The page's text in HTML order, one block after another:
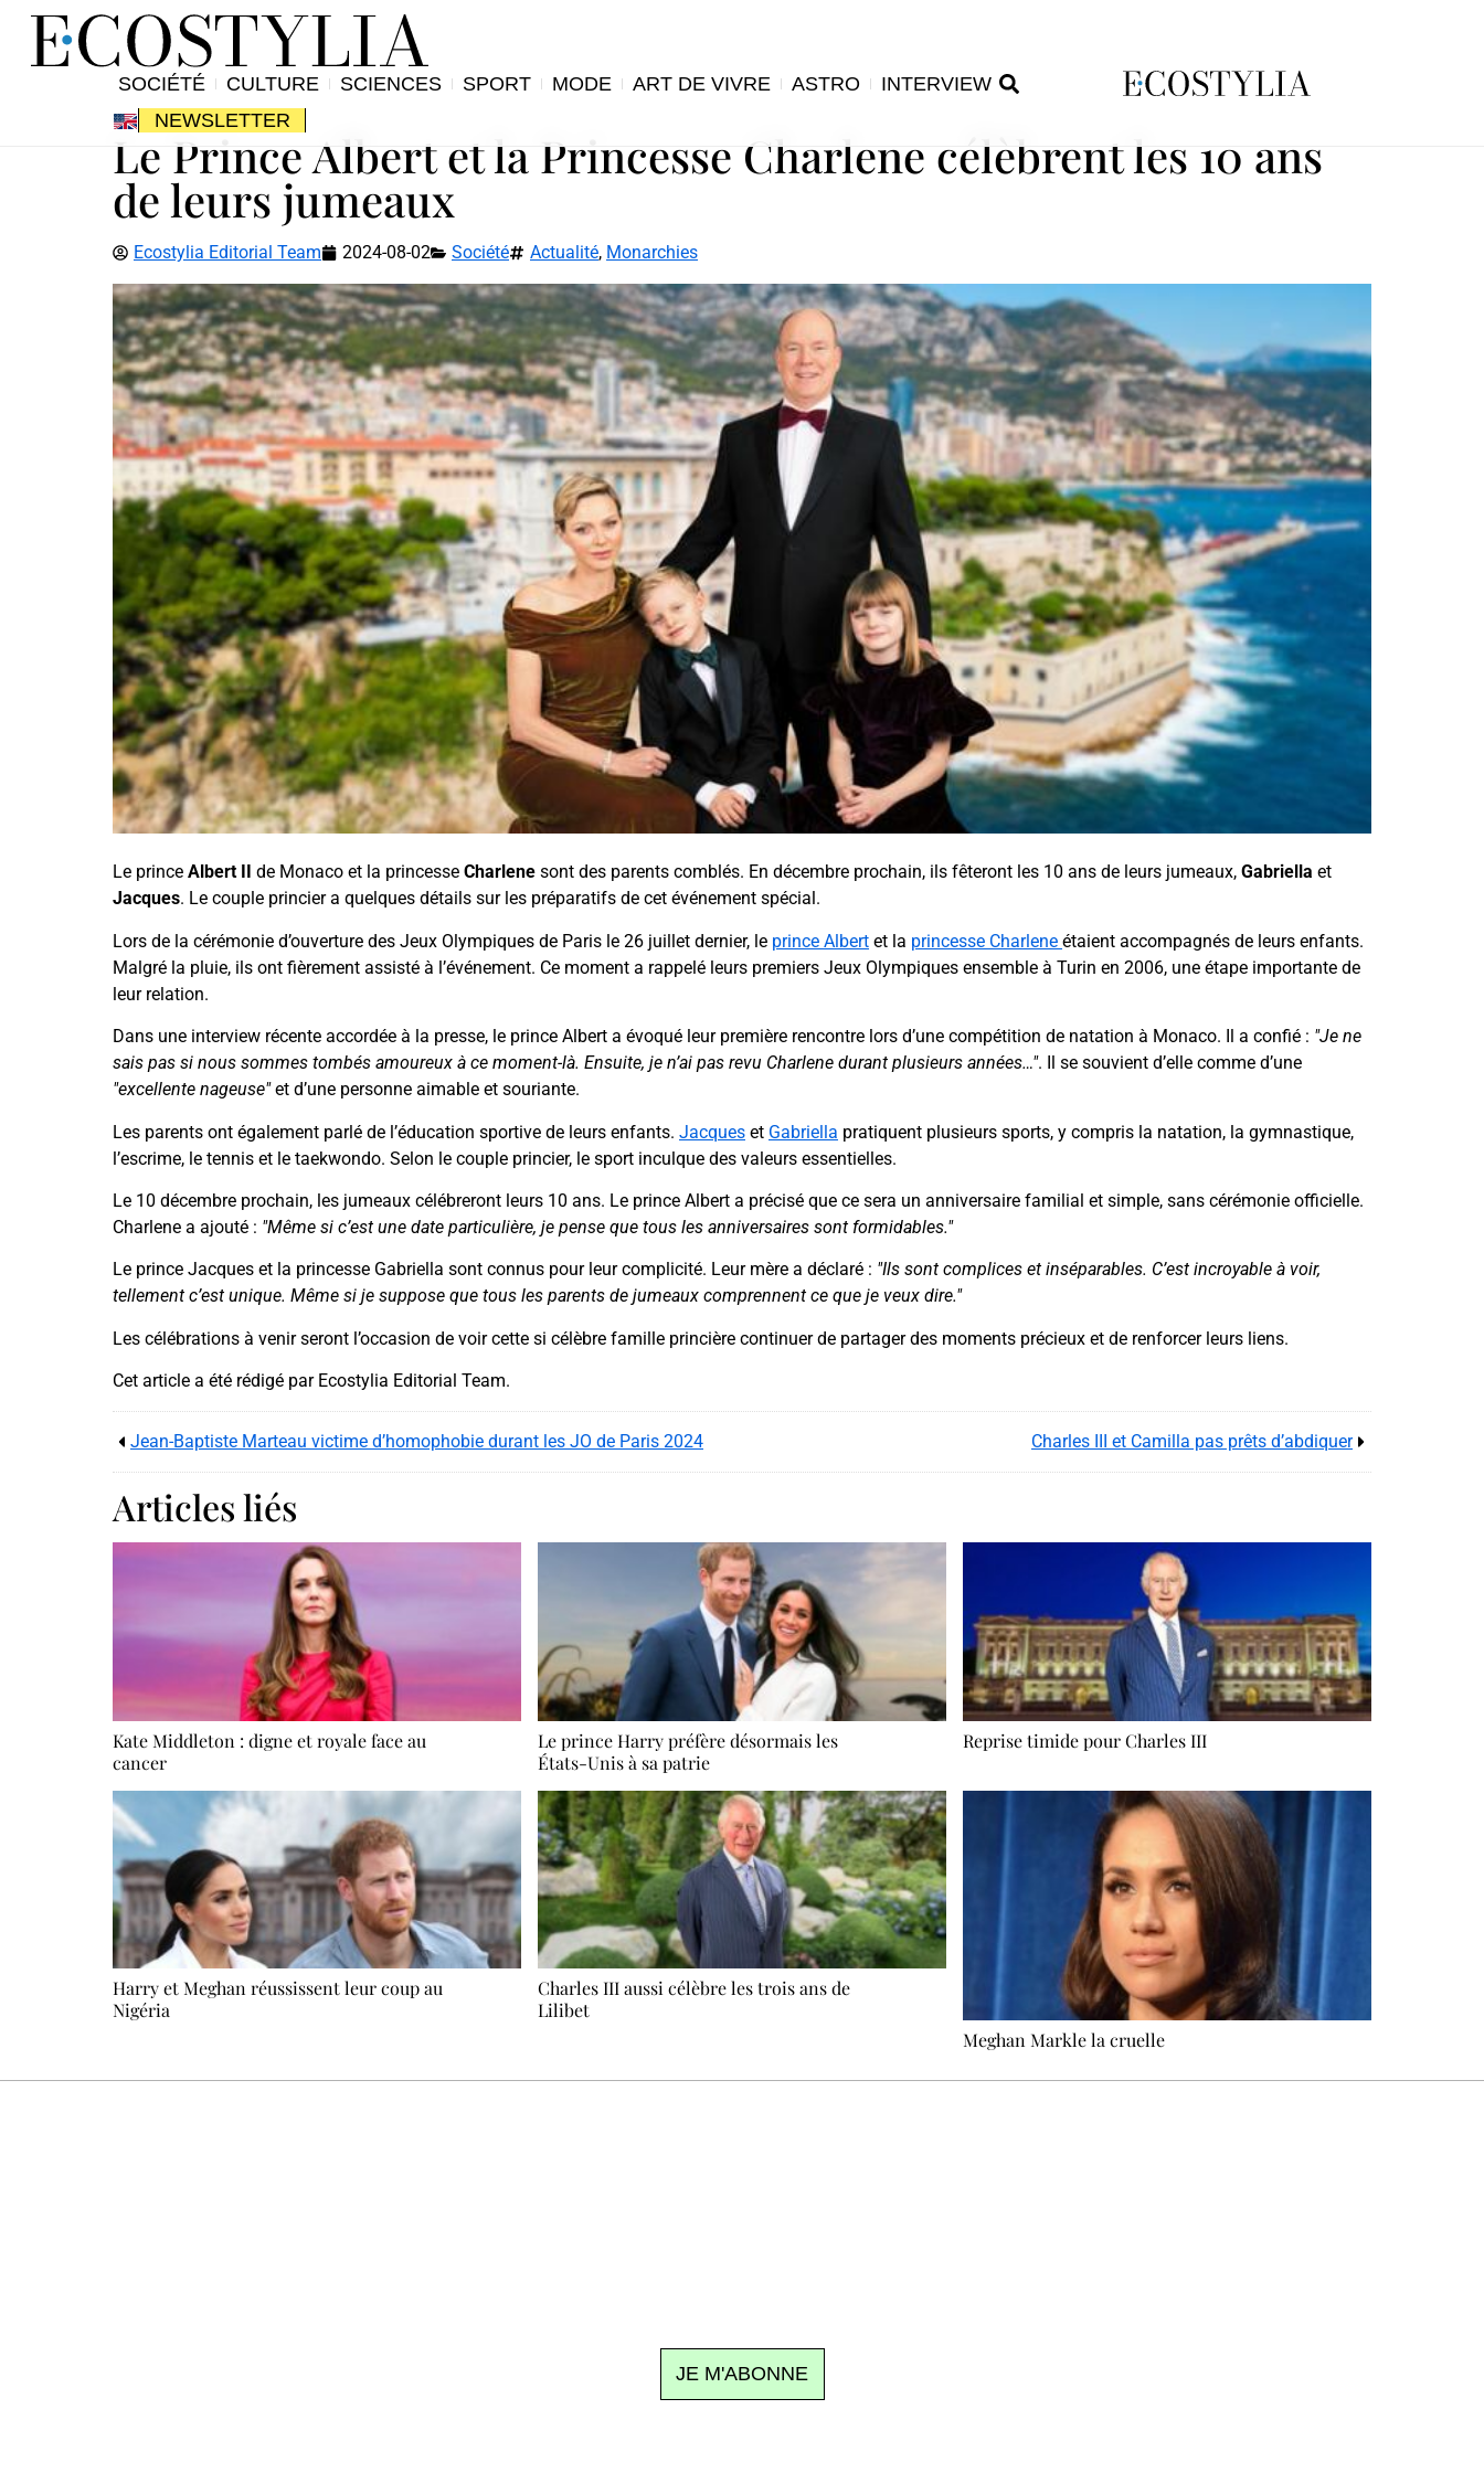
SOCIÉTÉ CULTURE SCIENCES SPORT MODE ART DE VIVRE ASTRO
INTERVIEW
NEWSLETTER
Le Prince Albert et la Princesse Charlene célèbrent les 10 ans
de leurs jumeaux
Ecostylia Editorial Team 2024-08-02 Société Actualité, Monarchies
Le prince Albert II de Monaco et la princesse Charlene sont des parents comblés. En décembre prochain, ils fêteront les 10 ans de leurs jumeaux, Gabriella et
Jacques. Le couple princier a quelques détails sur les préparatifs de cet événement spécial.
Lors de la cérémonie d’ouverture des Jeux Olympiques de Paris le 26 juillet dernier, le prince Albert et la princesse Charlene étaient accompagnés de leurs enfants.
Malgré la pluie, ils ont fièrement assisté à l’événement. Ce moment a rappelé leurs premiers Jeux Olympiques ensemble à Turin en 2006, une étape importante de
leur relation.
Dans une interview récente accordée à la presse, le prince Albert a évoqué leur première rencontre lors d’une compétition de natation à Monaco. Il a confié : "Je ne
sais pas si nous sommes tombés amoureux à ce moment-là. Ensuite, je n’ai pas revu Charlene durant plusieurs années…". Il se souvient d’elle comme d’une
"excellente nageuse"et d’une personne aimable et souriante.
Les parents ont également parlé de l’éducation sportive de leurs enfants. Jacques et Gabriella pratiquent plusieurs sports, y compris la natation, la gymnastique,
l’escrime, le tennis et le taekwondo. Selon le couple princier, le sport inculque des valeurs essentielles.
Le 10 décembre prochain, les jumeaux célébreront leurs 10 ans. Le prince Albert a précisé que ce sera un anniversaire familial et simple, sans cérémonie officielle.
Charlene a ajouté : "Même si c’est une date particulière, je pense que tous les anniversaires sont formidables."
Le prince Jacques et la princesse Gabriella sont connus pour leur complicité. Leur mère a déclaré : "Ils sont complices et inséparables. C’est incroyable à voir,
tellement c’est unique. Même si je suppose que tous les parents de jumeaux comprennent ce que je veux dire."
Les célébrations à venir seront l’occasion de voir cette si célèbre famille princière continuer de partager des moments précieux et de renforcer leurs liens.
Cet article a été rédigé par Ecostylia Editorial Team.
Jean-Baptiste Marteau victime d’homophobie durant les JO de Paris 2024 Charles III et Camilla pas prêts d’abdiquer
Articles liés
Kate Middleton : digne et royale face au
cancer
Le prince Harry préfère désormais les
États-Unis à sa patrie
Reprise timide pour Charles III
Harry et Meghan réussissent leur coup au
Nigéria
Charles III aussi célèbre les trois ans de
Lilibet
Meghan Markle la cruelle
JE M'ABONNE